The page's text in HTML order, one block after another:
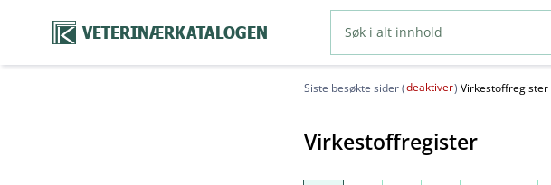
VETERINÆRKATALOGEN
Siste besøkte sider (deaktiver) Virkestoffregister
Virkestoffregister